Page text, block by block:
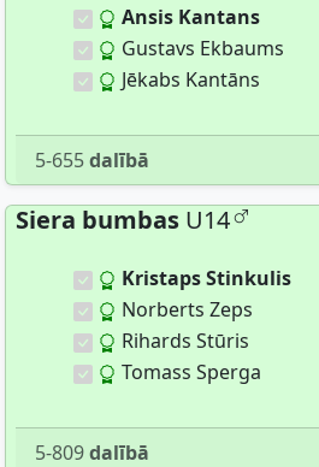
Ansis Kantans
Gustavs Ekbaums
Jēkabs Kantāns
5-655dalībā
Siera bumbas U14
Kristaps Stinkulis
Norberts Zeps
Rihards Stūris
Tomass Sperga
5-809dalībā